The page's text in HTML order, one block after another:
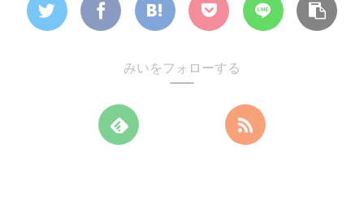
みいをフォローする